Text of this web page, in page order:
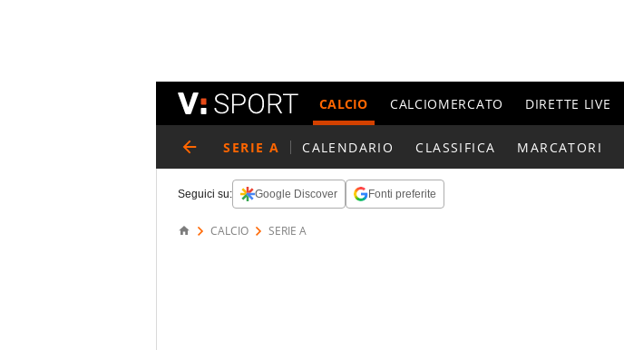
CALCIO CALCIOMERCATO DIRETTE LIVE
SERIE A CALENDARIO CLASSIFICA MARCATORI
Seguici su: Google Discover Fonti preferite
CALCIO SERIE A